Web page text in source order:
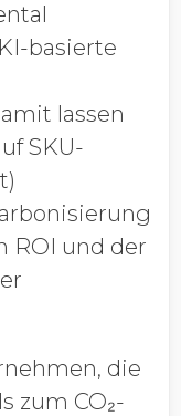
basierte
lassen
SKU-
ROI und der
die
zum CO₂-